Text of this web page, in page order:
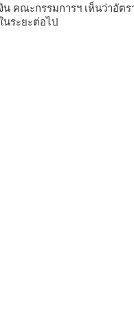
คณะกรรมการฯ เห็นว่าอัต
ระยะต่อไป